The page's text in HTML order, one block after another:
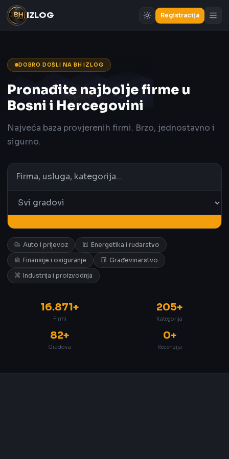
IZLOG Registracija
DOBRO DOŠLI NA BH IZLOG
Pronađite najbolje firme u
Bosni i Hercegovini
Najveća baza provjerenih firmi. Brzo, jednostavno i
sigurno.
Auto i prijevoz
Energetika i rudarstvo
Finansije i osiguranje
Građevinarstvo
Industrija i proizvodnja
16.871+
Firmi
205+
Kategorija
82+
Gradova
0+
Recenzija